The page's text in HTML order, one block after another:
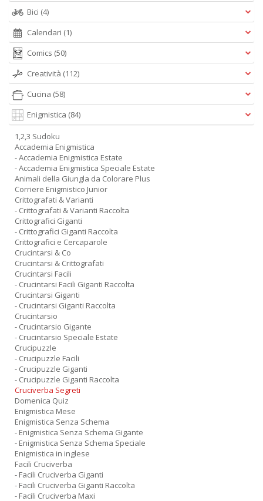
Bici (4)
Calendari (1)
Comics (50)
Creatività (112)
Cucina (58)
Enigmistica (84)
1,2,3 Sudoku
Accademia Enigmistica
- Accademia Enigmistica Estate
- Accademia Enigmistica Speciale Estate
Animali della Giungla da Colorare Plus
Corriere Enigmistico Junior
Crittografati & Varianti
- Crittografati & Varianti Raccolta
Crittografici Giganti
- Crittografici Giganti Raccolta
Crittografici e Cercaparole
Crucintarsi & Co
Crucintarsi & Crittografati
Crucintarsi Facili
- Crucintarsi Facili Giganti Raccolta
Crucintarsi Giganti
- Crucintarsi Giganti Raccolta
Crucintarsio
- Crucintarsio Gigante
- Crucintarsio Speciale Estate
Crucipuzzle
- Crucipuzzle Facili
- Crucipuzzle Giganti
- Crucipuzzle Giganti Raccolta
Cruciverba Segreti
Domenica Quiz
Enigmistica Mese
Enigmistica Senza Schema
- Enigmistica Senza Schema Gigante
- Enigmistica Senza Schema Speciale
Enigmistica in inglese
Facili Cruciverba
- Facili Cruciverba Giganti
- Facili Cruciverba Giganti Raccolta
- Facili Cruciverba Maxi